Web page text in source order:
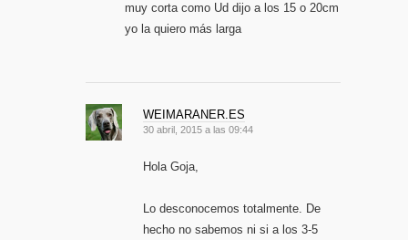
muy corta como Ud dijo a los 15 o 20cm
yo la quiero más larga
WEIMARANER.ES
30 abril, 2015 a las 09:44
Hola Goja,
Lo desconocemos totalmente. De
hecho no sabemos ni si a los 3-5